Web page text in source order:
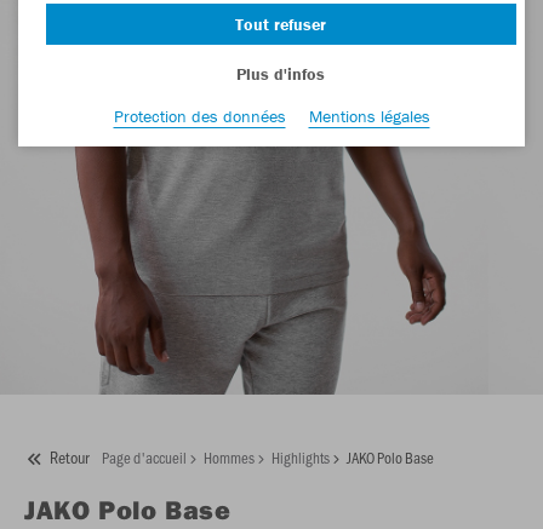
Retour Page d'accueil Hommes Highlights JAKO Polo Base
JAKO Polo Base
Tout refuser
Plus d'infos
Protection des données
Mentions légales